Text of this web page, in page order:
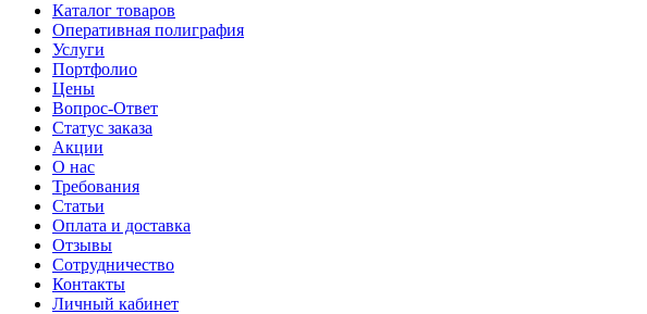
Каталог товаров
Оперативная полиграфия
Услуги
Портфолио
Цены
Вопрос-Ответ
Статус заказа
Акции
О нас
Требования
Статьи
Оплата и доставка
Отзывы
Сотрудничество
Контакты
Личный кабинет